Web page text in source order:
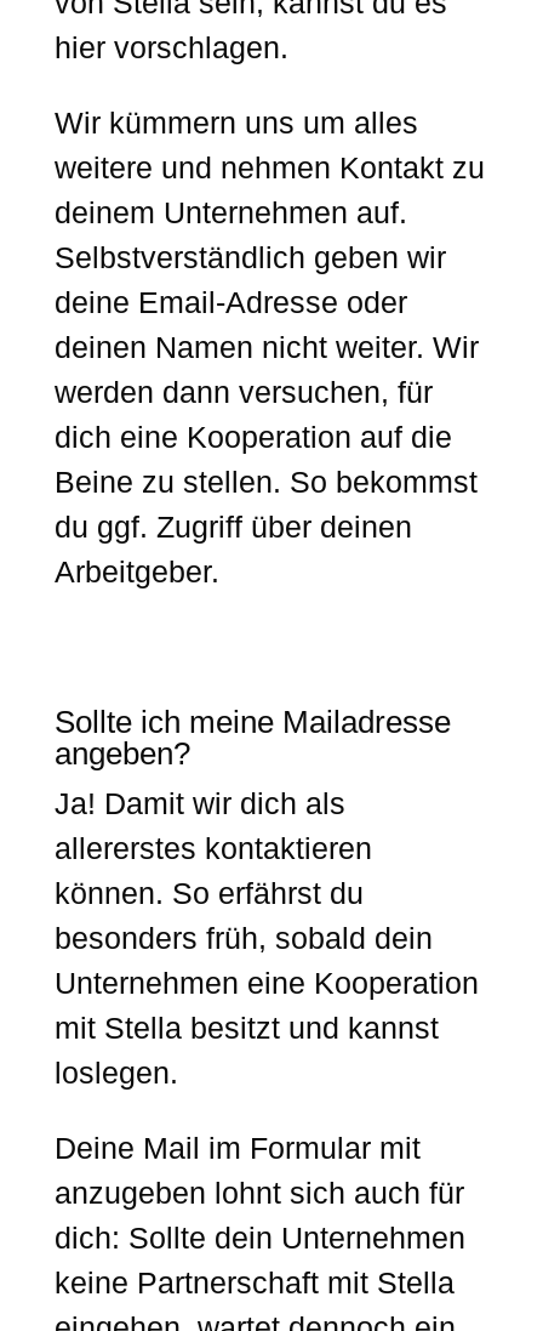
hier vorschlagen.
Wir kümmern uns um alles
weitere und nehmen Kontakt zu
deinem Unternehmen auf.
Selbstverständlich geben wir
deine Email-Adresse oder
deinen Namen nicht weiter. Wir
werden dann versuchen, für
dich eine Kooperation auf die
Beine zu stellen. So bekommst
du ggf. Zugriff über deinen
Arbeitgeber.
Sollte ich meine Mailadresse
angeben?
Ja! Damit wir dich als
allererstes kontaktieren
können. So erfährst du
besonders früh, sobald dein
Unternehmen eine Kooperation
mit Stella besitzt und kannst
loslegen.
Deine Mail im Formular mit
anzugeben lohnt sich auch für
dich: Sollte dein Unternehmen
keine Partnerschaft mit Stella